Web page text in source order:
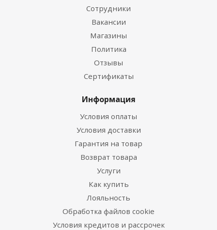
Сотрудники
Вакансии
Магазины
Политика
Отзывы
Сертификаты
Информация
Условия оплаты
Условия доставки
Гарантия на товар
Возврат товара
Услуги
Как купить
Лояльность
Обработка файлов cookie
Условия кредитов и рассрочек